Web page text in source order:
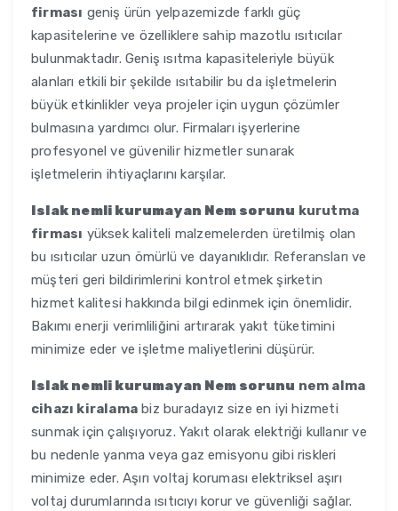
firması geniş ürün yelpazemizde farklı güç
kapasitelerine ve özelliklere sahip mazotlu ısıtıcılar
bulunmaktadır. Geniş ısıtma kapasiteleriyle büyük
alanları etkili bir şekilde ısıtabilir bu da işletmelerin
büyük etkinlikler veya projeler için uygun çözümler
bulmasına yardımcı olur. Firmaları işyerlerine
profesyonel ve güvenilir hizmetler sunarak
işletmelerin ihtiyaçlarını karşılar.
Islak nemli kurumayan Nem sorunu kurutma
firması yüksek kaliteli malzemelerden üretilmiş olan
bu ısıtıcılar uzun ömürlü ve dayanıklıdır. Referansları ve
müşteri geri bildirimlerini kontrol etmek şirketin
hizmet kalitesi hakkında bilgi edinmek için önemlidir.
Bakımı enerji verimliliğini artırarak yakıt tüketimini
minimize eder ve işletme maliyetlerini düşürür.
Islak nemli kurumayan Nem sorunu nem alma
cihazı kiralama biz buradayız size en iyi hizmeti
sunmak için çalışıyoruz. Yakıt olarak elektriği kullanır ve
bu nedenle yanma veya gaz emisyonu gibi riskleri
minimize eder. Aşırı voltaj koruması elektriksel aşırı
voltaj durumlarında ısıtıcıyı korur ve güvenliği sağlar.